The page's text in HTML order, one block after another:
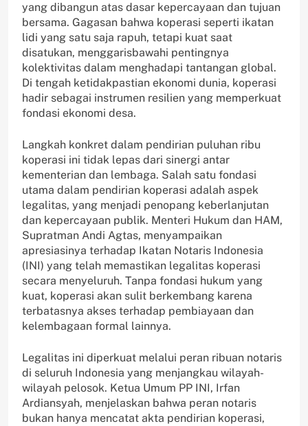
yang dibangun atas dasar kepercayaan dan tujuan
bersama. Gagasan bahwa koperasi seperti ikatan
lidi yang satu saja rapuh, tetapi kuat saat
disatukan, menggarisbawahi pentingnya
kolektivitas dalam menghadapi tantangan global.
Di tengah ketidakpastian ekonomi dunia, koperasi
hadir sebagai instrumen resilien yang memperkuat
fondasi ekonomi desa.
Langkah konkret dalam pendirian puluhan ribu
koperasi ini tidak lepas dari sinergi antar
kementerian dan lembaga. Salah satu fondasi
utama dalam pendirian koperasi adalah aspek
legalitas, yang menjadi penopang keberlanjutan
dan kepercayaan publik. Menteri Hukum dan HAM,
Supratman Andi Agtas, menyampaikan
apresiasinya terhadap Ikatan Notaris Indonesia
(INI) yang telah memastikan legalitas koperasi
secara menyeluruh. Tanpa fondasi hukum yang
kuat, koperasi akan sulit berkembang karena
terbatasnya akses terhadap pembiayaan dan
kelembagaan formal lainnya.
Legalitas ini diperkuat melalui peran ribuan notaris
di seluruh Indonesia yang menjangkau wilayah-
wilayah pelosok. Ketua Umum PP INI, Irfan
Ardiansyah, menjelaskan bahwa peran notaris
bukan hanya mencatat akta pendirian koperasi,